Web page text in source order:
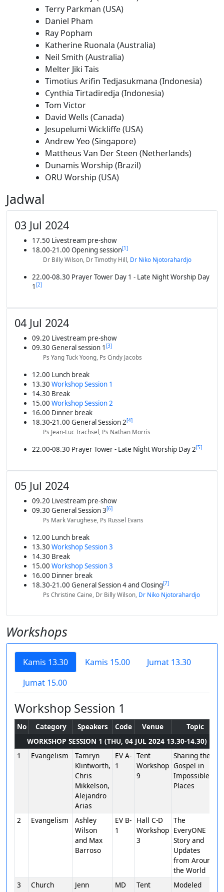
Terry Parkman (USA)
Daniel Pham
Ray Popham
Katherine Ruonala (Australia)
Neil Smith (Australia)
Melter Jiki Tais
Timotius Arifin Tedjasukmana (Indonesia)
Cynthia Tirtadiredja (Indonesia)
Tom Victor
David Wells (Canada)
Jesupelumi Wickliffe (USA)
Andrew Yeo (Singapore)
Mattheus Van Der Steen (Netherlands)
Dunamis Worship (Brazil)
ORU Worship (USA)
Jadwal
03 Jul 2024
17.50 Livestream pre-show
18.00-21.00 Opening session[1]
Dr Billy Wilson, Dr Timothy Hill, Dr Niko Njotorahardjo
22.00-08.30 Prayer Tower Day 1 - Late Night Worship Day
1 [2]
04 Jul 2024
09.20 Livestream pre-show
09.30 General session 1 [3]
Ps Yang Tuck Yoong, Ps Cindy Jacobs
12.00 Lunch break
13.30 Workshop Session 1
14.30 Break
15.00 Workshop Session 2
16.00 Dinner break
18.30-21.00 General Session 2[4]
Ps Jean-Luc Trachsel, Ps Nathan Morris
22.00-08.30 Prayer Tower - Late Night Worship Day 2[5]
05 Jul 2024
09.20 Livestream pre-show
09.30 General Session 3[6]
Ps Mark Varughese, Ps Russel Evans
12.00 Lunch break
13.30 Workshop Session 3
14.30 Break
15.00 Workshop Session 3
16.00 Dinner break
18.30-21.00 General Session 4 and Closing[7]
Ps Christine Caine, Dr Billy Wilson, Dr Niko Njotorahardjo
Workshops
Kamis 13.30 Kamis 15.00
Jumat 13.30
Jumat 15.00
Workshop Session 1
No Category Speakers Code Venue
Topic
WORKSHOP SESSION 1 (THU, 04 JUL 2024 13.30-14.30)
1
Evangelism
Tamryn
Klintworth,
Chris
Mikkelson,
Alejandro
Arias
EV A-
1
Tent
Workshop
9
Sharing the
Gospel in
Impossible
Places
2 Evangelism
Ashley
Wilson
and Max
Barroso
EV B-
1
Hall C-D
Workshop
3
The
EveryONE
Story and
Updates
from Around
the World
3
Church
Jenn
MD
Tent
Modeled